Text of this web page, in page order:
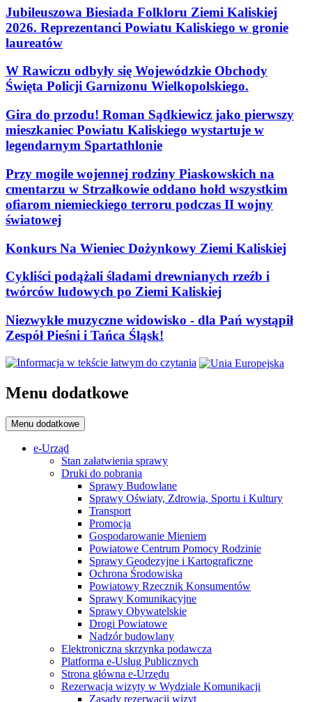
Jubileuszowa Biesiada Folkloru Ziemi Kaliskiej
2026. Reprezentanci Powiatu Kaliskiego w gronie
laureatów
W Rawiczu odbyły się Wojewódzkie Obchody
Święta Policji Garnizonu Wielkopolskiego.
Gira do przodu! Roman Sądkiewicz jako pierwszy
mieszkaniec Powiatu Kaliskiego wystartuje w
legendarnym Spartathlonie
Przy mogile wojennej rodziny Piaskowskich na
cmentarzu w Strzałkowie oddano hołd wszystkim
ofiarom niemieckiego terroru podczas II wojny
światowej
Konkurs Na Wieniec Dożynkowy Ziemi Kaliskiej
Cykliści podążali śladami drewnianych rzeźb i
twórców ludowych po Ziemi Kaliskiej
Niezwykłe muzyczne widowisko - dla Pań wystąpił
Zespół Pieśni i Tańca Śląsk!
Menu dodatkowe
Menu dodatkowe
e-Urząd
Stan załatwienia sprawy
Druki do pobrania
Sprawy Budowlane
Sprawy Oświaty, Zdrowia, Sportu i Kultury
Transport
Promocja
Gospodarowanie Mieniem
Powiatowe Centrum Pomocy Rodzinie
Sprawy Geodezyjne i Kartograficzne
Ochrona Środowiska
Powiatowy Rzecznik Konsumentów
Sprawy Komunikacyjne
Sprawy Obywatelskie
Drogi Powiatowe
Nadzór budowlany
Elektroniczna skrzynka podawcza
Platforma e-Usług Publicznych
Strona główna e-Urzędu
Rezerwacja wizyty w Wydziale Komunikacji
Zasady rezerwacji wizyt